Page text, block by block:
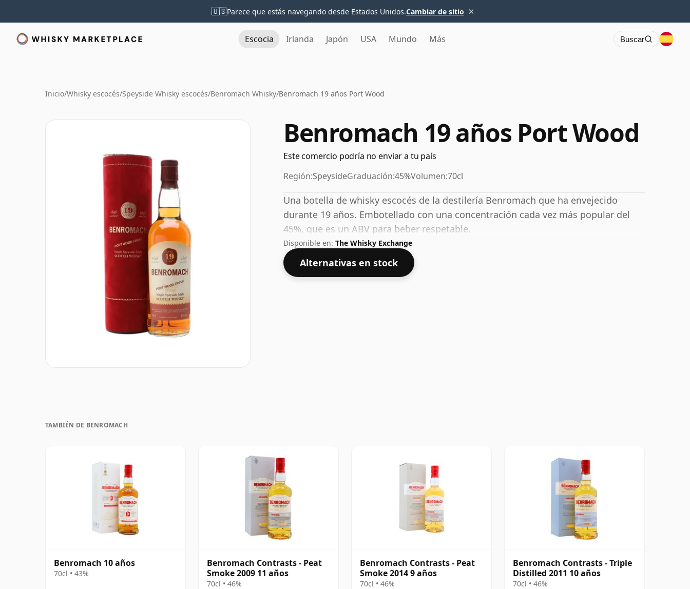
🇺🇸Parece que estás navegando desde Estados Unidos.Cambiar de sitio ×
Escocia Irlanda Japón USA Mundo Más Buscar
Inicio/Whisky escocés/Speyside Whisky escocés/Benromach Whisky/Benromach 19 años Port Wood
Benromach 19 años Port Wood
Este comercio podría no enviar a tu país
Región:SpeysideGraduación:45%Volumen:70cl
Una botella de whisky escocés de la destilería Benromach que ha envejecido
durante 19 años. Embotellado con una concentración cada vez más popular del
45%, que es un ABV para beber respetable.
Disponible en: The Whisky Exchange
Alternativas en stock
TAMBIÉN DE BENROMACH
Benromach 10 años
70cl • 43%
Benromach Contrasts - Peat
Smoke 2009 11 años
70cl • 46%
Benromach Contrasts - Peat
Smoke 2014 9 años
70cl • 46%
Benromach Contrasts - Triple
Distilled 2011 10 años
70cl • 46%